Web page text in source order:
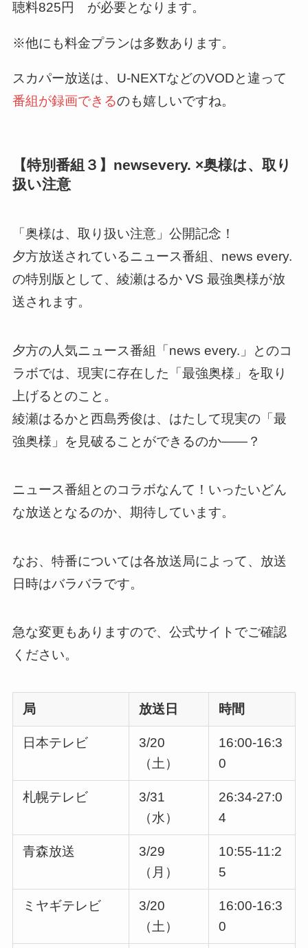
聴料825円 が必要となります。
※他にも料金プランは多数あります。
スカパー放送は、U-NEXTなどのVODと違って
番組が録画できるのも嬉しいですね。
【特別番組３】newsevery. ×奥様は、取り
扱い注意
「奥様は、取り扱い注意」公開記念！
夕方放送されているニュース番組、news every.
の特別版として、綾瀬はるか VS 最強奥様が放
送されます。
夕方の人気ニュース番組「news every.」とのコ
ラボでは、現実に存在した「最強奥様」を取り
上げるとのこと。
綾瀬はるかと西島秀俊は、はたして現実の「最
強奥様」を見破ることができるのか――？
ニュース番組とのコラボなんて！いったいどん
な放送となるのか、期待しています。
なお、特番については各放送局によって、放送
日時はバラバラです。
急な変更もありますので、公式サイトでご確認
ください。
局 放送日 時間
日本テレビ
3/20
（土）
16:00-16:3
0
札幌テレビ
3/31
（水）
26:34-27:0
4
青森放送
3/29
（月）
10:55-11:2
5
ミヤギテレビ
3/20
（土）
16:00-16:3
0